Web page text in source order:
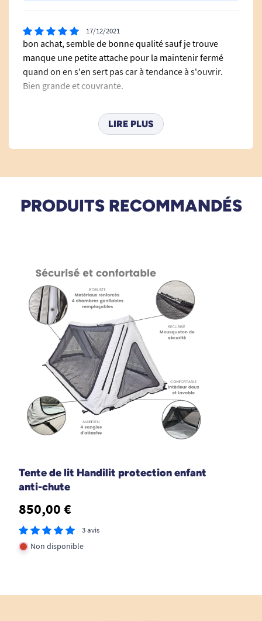
17/12/2021
bon achat, semble de bonne qualité sauf je trouve
manque une petite attache pour la maintenir fermé
quand on en s'en sert pas car à tendance à s'ouvrir.
Bien grande et couvrante.
LIRE PLUS
PRODUITS RECOMMANDÉS
Tente de lit Handilit protection enfant
anti-chute
850,00 €
3 avis
Non disponible